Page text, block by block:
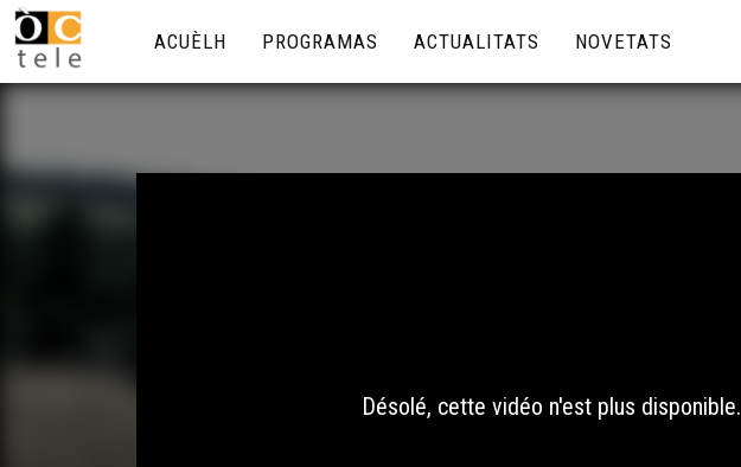
ACUÈLH PROGRAMAS ACTUALITATS NOVETATS
Désolé, cette vidéo n'est plus disponible.